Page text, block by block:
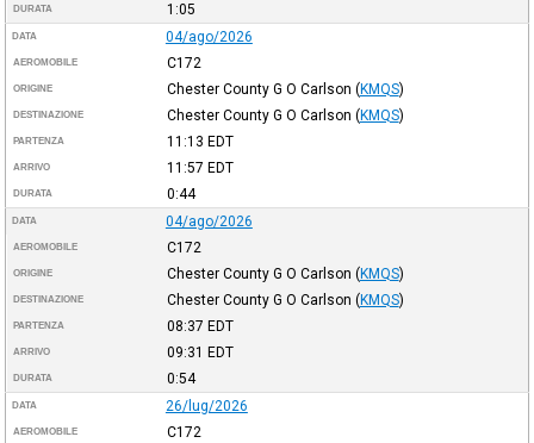
DURATA 1:05
DATA 04/ago/2026
AEROMOBILE C172
ORIGINE Chester County G O Carlson (KMQS)
DESTINAZIONE Chester County G O Carlson (KMQS)
PARTENZA 11:13 EDT
ARRIVO 11:57 EDT
DURATA 0:44
DATA 04/ago/2026
AEROMOBILE C172
ORIGINE Chester County G O Carlson (KMQS)
DESTINAZIONE Chester County G O Carlson (KMQS)
PARTENZA 08:37 EDT
ARRIVO 09:31 EDT
DURATA 0:54
DATA 26/lug/2026
AEROMOBILE C172